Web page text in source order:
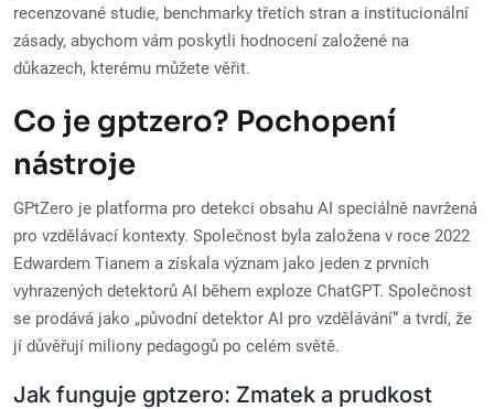
recenzované studie, benchmarky třetích stran a institucionální
zásady, abychom vám poskytli hodnocení založené na
důkazech, kterému můžete věřit.
Co je gptzero? Pochopení
nástroje
GPtZero je platforma pro detekci obsahu AI speciálně navržená
pro vzdělávací kontexty. Společnost byla založena v roce 2022
Edwardem Tianem a získala význam jako jeden z prvních
vyhrazených detektorů AI během exploze ChatGPT. Společnost
se prodává jako „původní detektor AI pro vzdělávání“ a tvrdí, že
jí důvěřují miliony pedagogů po celém světě.
Jak funguje gptzero: Zmatek a prudkost